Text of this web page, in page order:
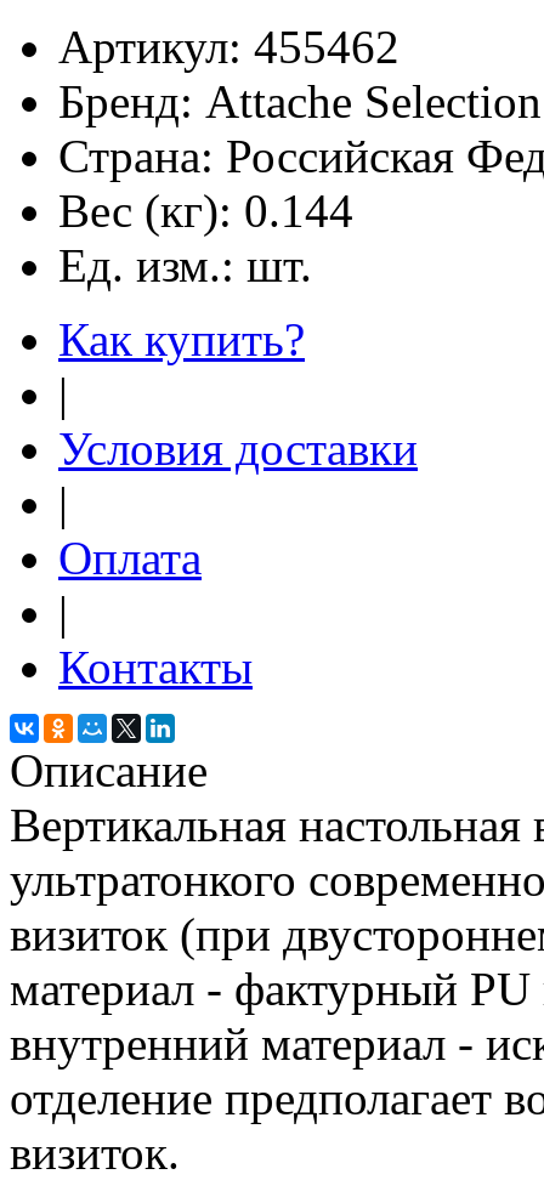
Артикул: 455462
Бренд: Attache Selection
Страна: Российская
Вес (кг): 0.144
Ед. изм.: шт.
Как купить?
|
Условия доставки
|
Оплата
|
Контакты
Описание
Вертикальная
ультратонкого
визиток (при
материал - фактурный
внутренний материал -
отделение предполагает
визиток.